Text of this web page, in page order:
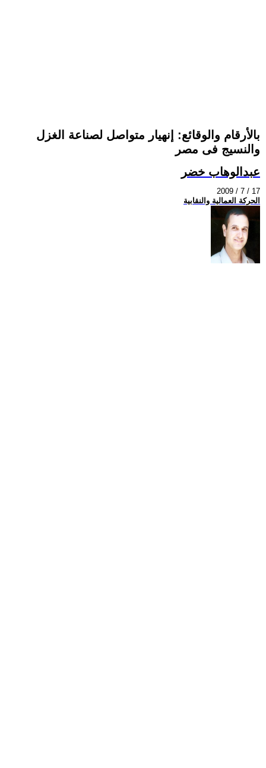
بالأرقام والوقائع: إنهيار متواصل لصناعة الغزل
والنسيج فى مصر
عبدالوهاب خضر
2009 / 7 / 17
الحركة العمالية والنقابية